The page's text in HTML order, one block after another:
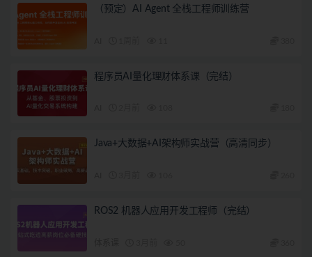
（预定）AI Agent 全栈工程师训练营
程序员AI量化理财体系课（完结）
Java+大数据+AI架构师实战营（高清同步）
ROS2 机器人应用开发工程师（完结）